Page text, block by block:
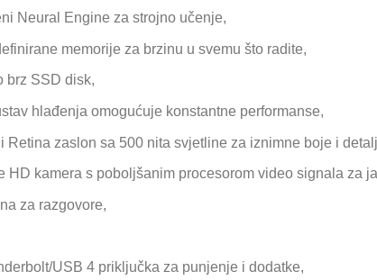
Neural Engine za strojno učenje,
memorije za brzinu u svemu što radite,
brz SSD disk,
hlađenja omogućuje konstantne performanse,
Retina zaslon sa 500 nita svjetline za iznimne boje i
HD kamera s poboljšanim procesorom video signala za
za razgovore,
USB 4 priključka za punjenje i dodatke,